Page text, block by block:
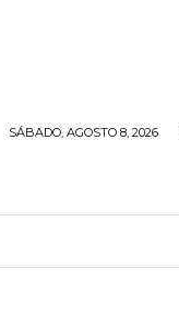
SÁBADO, AGOSTO 8, 2026